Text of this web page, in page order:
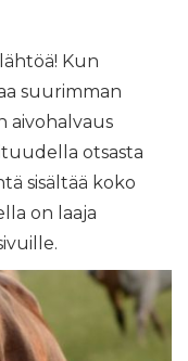
Kun
suurimman
aivohalvaus
otsasta
sisältää koko
on laaja